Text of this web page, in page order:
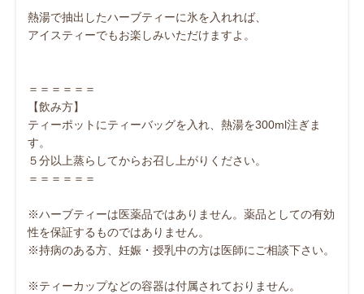
熱湯で抽出したハーブティーに氷を入れれば、
アイスティーでもお楽しみいただけますよ。
＝＝＝＝＝＝
【飲み方】
ティーポットにティーバッグを入れ、熱湯を300ml注ぎま
す。
５分以上蒸らしてからお召し上がりください。
＝＝＝＝＝＝
※ハーブティーは医薬品ではありません。薬品としての有効
性を保証するものではありません。
※持病のある方、妊娠・授乳中の方は医師にご相談下さい。
※ティーカップなどの容器は付属されておりません。